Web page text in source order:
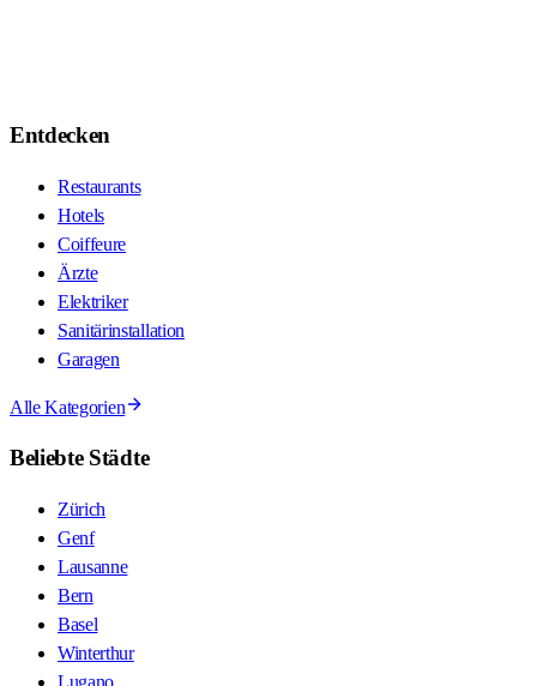
Entdecken
Restaurants
Hotels
Coiffeure
Ärzte
Elektriker
Sanitärinstallation
Garagen
Alle Kategorien
Beliebte Städte
Zürich
Genf
Lausanne
Bern
Basel
Winterthur
Lugano